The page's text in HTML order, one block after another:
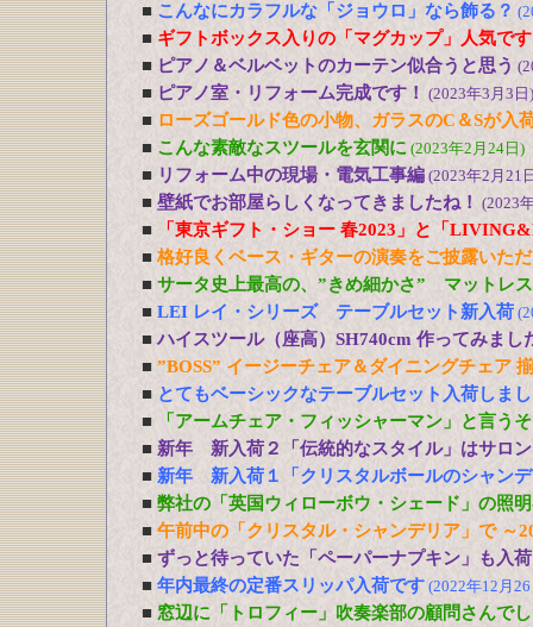
■ こんなにカラフルな「ジョウロ」なら飾る？
■ ギフトボックス入りの「マグカップ」人気で
■ ピアノ＆ベルベットのカーテン似合うと思う
■ ピアノ室・リフォーム完成です！ (2023年3月3日)
■ ローズゴールド色の小物、ガラスのC＆Sが入
■ こんな素敵なスツールを玄関に (2023年2月24日)
■ リフォーム中の現場・電気工事編 (2023年2月21
■ 壁紙でお部屋らしくなってきましたね！ (2023
■
「東京ギフト・ショー 春2023」と「
■ 格好良くベース・ギターの演奏をご披露いた
■ サータ史上最高の、”きめ細かさ” マットレ
■ LEI レイ・シリーズ テーブルセット新入荷
■ ハイスツール（座高）SH740cm 作ってみまし
■ ”BOSS” イージーチェア＆ダイニングチェア
■ とてもベーシックなテーブルセット入荷しま
■
「アームチェア・フィッシャーマン」と言う
■ 新年 新入荷２「伝統的なスタイル」はサロ
■ 新年 新入荷１「クリスタルボールのシャン
■ 弊社の「英国ウィローボウ・シェード」の照
■ 午前中の「クリスタル・シャンデリア」で ～
■ ずっと待っていた「ペーパーナプキン」も入
■ 年内最終の定番スリッパ入荷です (2022年12月
■ 窓辺に「トロフィー」吹奏楽部の顧問さんで